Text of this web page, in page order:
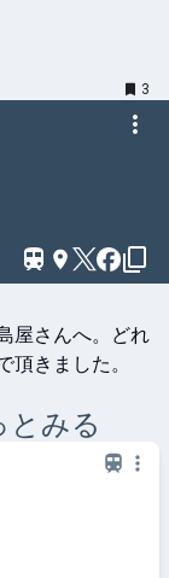
3
屋さんへ。どれ
頂きました。
とみる